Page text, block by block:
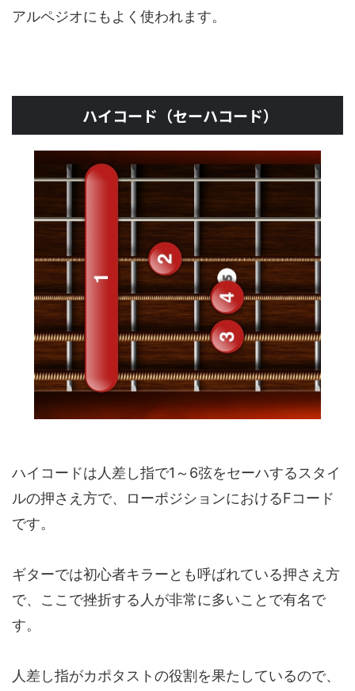
アルペジオにもよく使われます。
ハイコード（セーハコード）
ハイコードは人差し指で1～6弦をセーハするスタイ
ルの押さえ方で、ローポジションにおけるFコード
です。
ギターでは初心者キラーとも呼ばれている押さえ方
で、ここで挫折する人が非常に多いことで有名で
す。
人差し指がカポタストの役割を果たしているので、